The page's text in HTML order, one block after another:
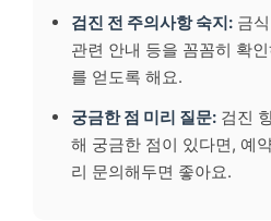
검진 전 주의사항 숙지: 금
관련 안내 등을 꼼꼼히 확
를 얻도록 해요.
궁금한 점 미리 질문: 검진
해 궁금한 점이 있다면, 예
리 문의해두면 좋아요.